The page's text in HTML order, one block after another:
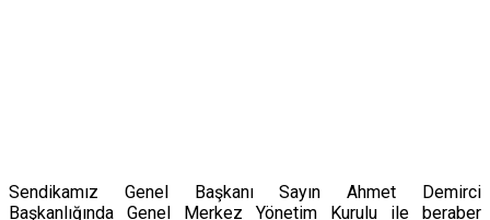
Sendikamız Genel Başkanı Sayın Ahmet Demirci
Başkanlığında Genel Merkez Yönetim Kurulu ile beraber